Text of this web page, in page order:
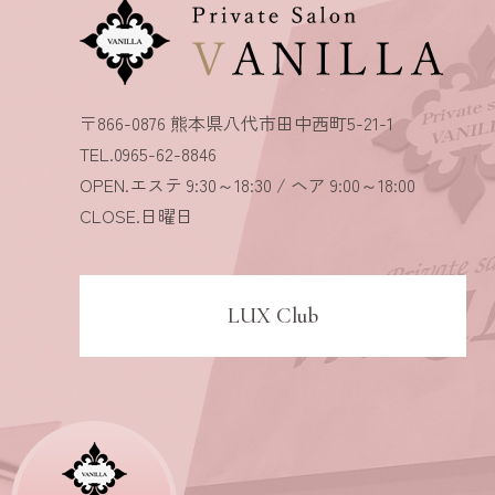
〒866-0876 熊本県八代市田中西町5-21-1
TEL.0965-62-8846
OPEN.エステ 9:30～18:30 / ヘア 9:00～18:00
CLOSE.日曜日
LUX Club